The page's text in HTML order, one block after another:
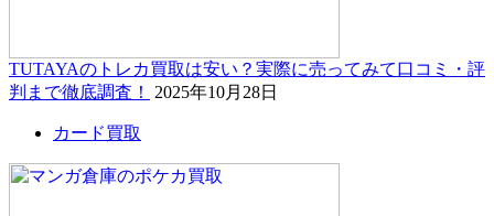
TUTAYAのトレカ買取は安い？実際に売ってみて口コミ・評
判まで徹底調査！
2025年10月28日
カード買取